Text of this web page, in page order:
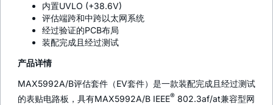
内置UVLO (+38.6V)
评估端跨和中跨以太网系统
经过验证的PCB布局
装配完成且经过测试
产品详情
MAX5992A/B评估套件（EV套件）是一款装配完成且经过测试
的表贴电路板，具有MAX5992A/B IEEE® 802.3af/at兼容型网